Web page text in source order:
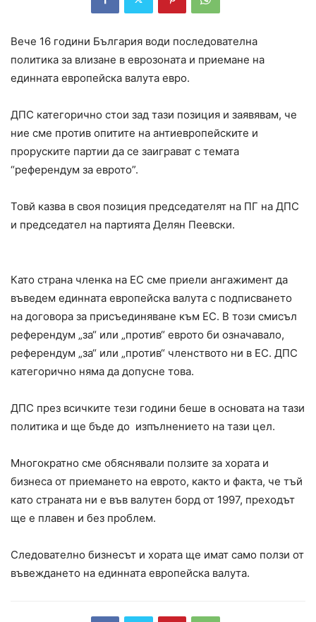
Вече 16 години България води последователна
политика за влизане в еврозоната и приемане на
единната европейска валута евро.
ДПС категорично стои зад тази позиция и заявявам, че
ние сме против опитите на антиевропейските и
проруските партии да се заиграват с темата
“референдум за еврото”.
Товй казва в своя позиция председателят на ПГ на ДПС
и председател на партията Делян Пеевски.
Като страна членка на ЕС сме приели ангажимент да
въведем единната европейска валута с подписването
на договора за присъединяване към ЕС. В този смисъл
референдум „за“ или „против“ еврото би означавало,
референдум „за“ или „против“ членството ни в ЕС. ДПС
категорично няма да допусне това.
ДПС през всичките тези години беше в основата на тази
политика и ще бъде до изпълнението на тази цел.
Многократно сме обяснявали ползите за хората и
бизнеса от приемането на еврото, както и факта, че тъй
като страната ни е във валутен борд от 1997, преходът
ще е плавен и без проблем.
Следователно бизнесът и хората ще имат само ползи от
въвеждането на единната европейска валута.